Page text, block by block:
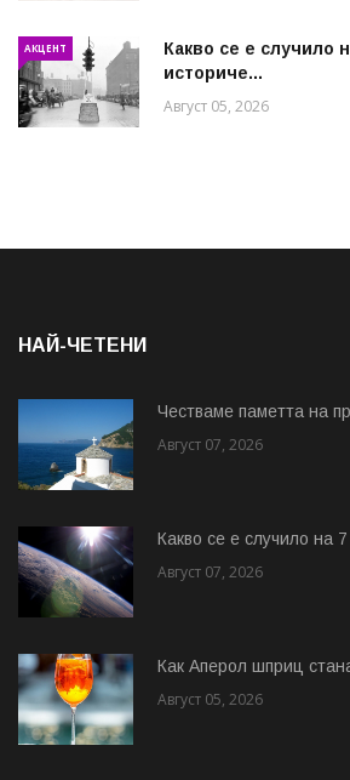
АКЦЕНТ
Какво се е случило
историче...
Август 05, 2026
НАЙ-ЧЕТЕНИ
Честваме паметта на
Август 07, 2026
Какво се е случило на 7
Август 07, 2026
Как Аперол шприц
Август 05, 2026